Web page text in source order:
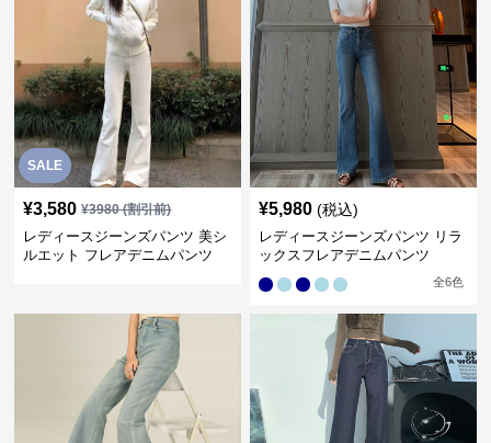
SALE
¥3,580 ¥3980(割引前)
レディースジーンズパンツ 美シ
ルエット フレアデニムパンツ
¥5,980 (税込)
レディースジーンズパンツ リラ
ックスフレアデニムパンツ
全6色